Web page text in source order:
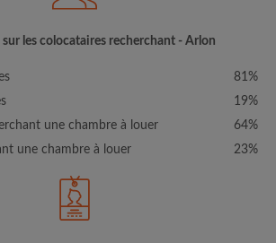
les colocataires recherchant - Arlon
81%
19%
une chambre à louer
64%
une chambre à louer
23%